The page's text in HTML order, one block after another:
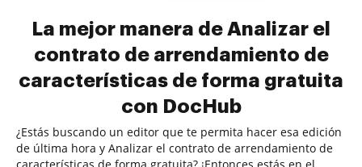
La mejor manera de Analizar el
contrato de arrendamiento de
características de forma gratuita
con DocHub
¿Estás buscando un editor que te permita hacer esa edición
de última hora y Analizar el contrato de arrendamiento de